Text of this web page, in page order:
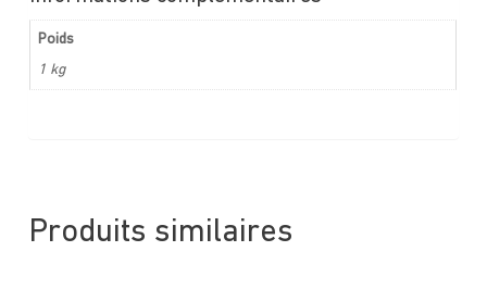
Poids
1 kg
Produits similaires